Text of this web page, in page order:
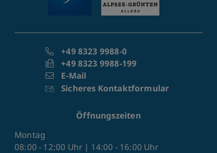
+49 8323 9988-0
+49 8323 9988-199
E-Mail
Sicheres Kontaktformular
Öffnungszeiten
Montag
08:00 - 12:00 Uhr | 14:00 - 16:00 Uhr